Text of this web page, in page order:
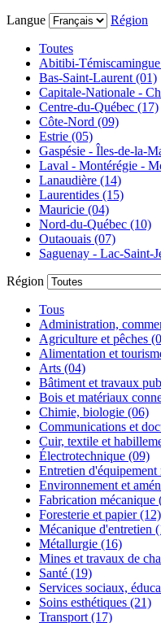
Langue
Région
Toutes
Abitibi-
Bas-Saint-Laurent (01)
Capitale-Nationale -
Centre-du-Québec (17)
Côte-Nord (09)
Estrie (05)
Gaspésie - Îles-de-la-
Laval - Montérégie -
Lanaudière (14)
Laurentides (15)
Mauricie (04)
Nord-du-Québec (10)
Outaouais (07)
Saguenay - Lac-Saint-
Région
Tous
Administration,
Agriculture et pêches
Alimentation et
Arts (04)
Bâtiment et travaux
Bois et matériaux
Chimie, biologie (06)
Communications et
Cuir, textile et
Électrotechnique (09)
Entretien
Environnement et
Fabrication mécanique
Foresterie et papier (12)
Mécanique d'entretien
Métallurgie (16)
Mines et travaux de
Santé (19)
Services sociaux,
Soins esthétiques (21)
Transport (17)